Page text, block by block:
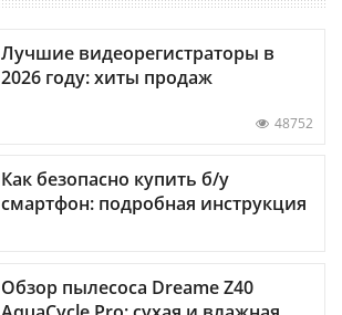
Лучшие видеорегистраторы в
2026 году: хиты продаж
48752
Как безопасно купить б/у
смартфон: подробная инструкция
Обзор пылесоса Dreame Z40